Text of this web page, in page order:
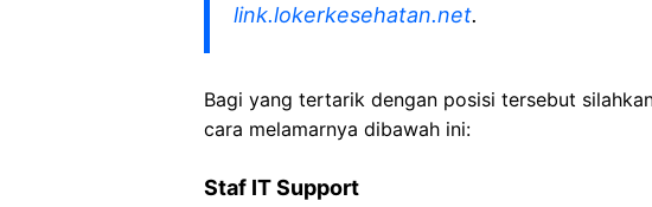
link.lokerkesehatan.net.
Bagi yang tertarik dengan posisi tersebut
cara melamarnya dibawah ini:
Staf IT Support